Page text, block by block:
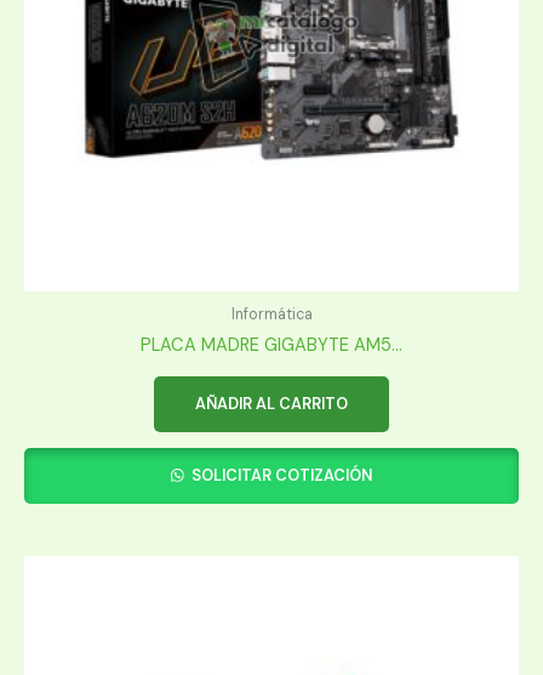
Informática
PLACA MADRE GIGABYTE AM5...
AÑADIR AL CARRITO
SOLICITAR COTIZACIÓN